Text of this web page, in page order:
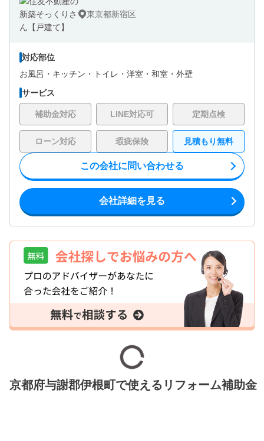
東京都新宿区
対応部位
お風呂・ キッチン・ トイレ・ 洋室・ 和室・ 外壁
サービス
補助金対応 LINE対応可 定期点検
ローン対応 瑕疵保険 見積もり無料
この会社に問い合わせる
会社詳細を見る
京都府与謝郡伊根町で使えるリフォーム補助金